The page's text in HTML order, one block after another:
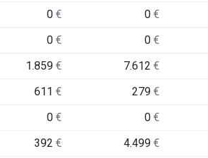
0€ 0€
0€ 0€
1.859€ 7.612€
611€ 279€
0€ 0€
392€ 4.499€